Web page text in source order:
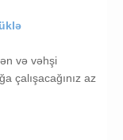
və vəhşi
çalışacağınız az